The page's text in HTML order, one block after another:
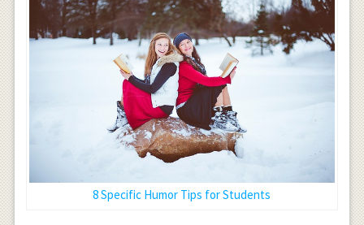
8 Specific Humor Tips for Students